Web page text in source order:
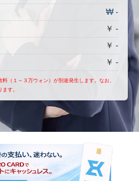
₩ -
￥ -
￥ -
￥ -
（１～３万ウォン）が別途発生します。なお、
す。